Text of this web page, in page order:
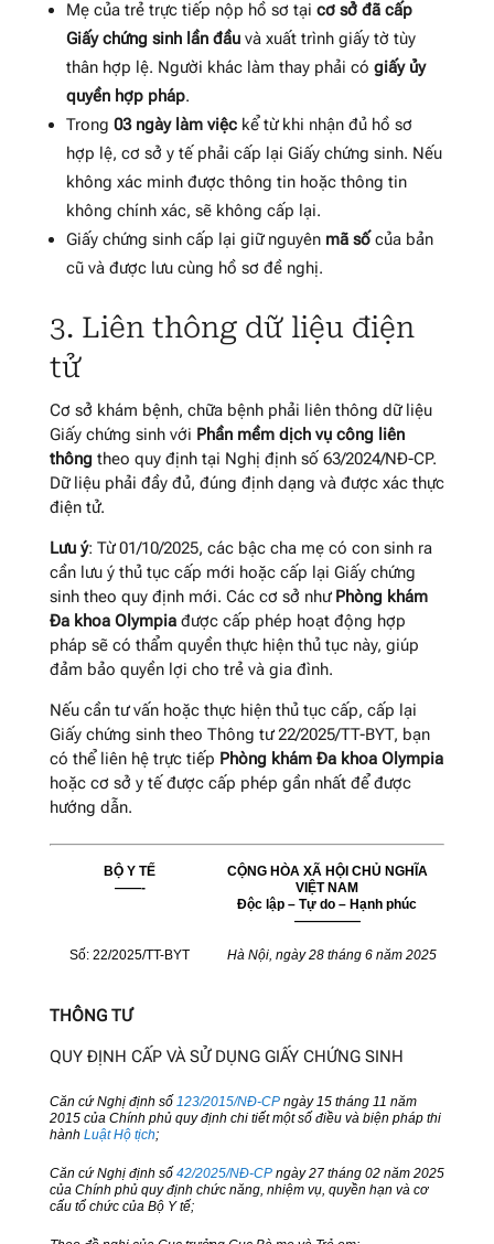
Mẹ của trẻ trực tiếp nộp hồ sơ tại cơ sở đã cấp
Giấy chứng sinh lần đầuvà xuất trình giấy tờ tùy
thân hợp lệ. Người khác làm thay phải có giấy ủy
quyền hợp pháp.
Trong 03 ngày làm việckể từ khi nhận đủ hồ sơ
hợp lệ, cơ sở y tế phải cấp lại Giấy chứng sinh. Nếu
không xác minh được thông tin hoặc thông tin
không chính xác, sẽ không cấp lại.
Giấy chứng sinh cấp lại giữ nguyên mã sốcủa bản
cũ và được lưu cùng hồ sơ đề nghị.
3. Liên thông dữ liệu điện
tử
Cơ sở khám bệnh, chữa bệnh phải liên thông dữ liệu
Giấy chứng sinh với Phần mềm dịch vụ công liên
thôngtheo quy định tại Nghị định số 63/2024/NĐ-CP.
Dữ liệu phải đầy đủ, đúng định dạng và được xác thực
điện tử.
Lưu ý: Từ 01/10/2025, các bậc cha mẹ có con sinh ra
cần lưu ý thủ tục cấp mới hoặc cấp lại Giấy chứng
sinh theo quy định mới. Các cơ sở như Phòng khám
Đa khoa Olympiađược cấp phép hoạt động hợp
pháp sẽ có thẩm quyền thực hiện thủ tục này, giúp
đảm bảo quyền lợi cho trẻ và gia đình.
Nếu cần tư vấn hoặc thực hiện thủ tục cấp, cấp lại
Giấy chứng sinh theo Thông tư 22/2025/TT-BYT, bạn
có thể liên hệ trực tiếp Phòng khám Đa khoa Olympia
hoặc cơ sở y tế được cấp phép gần nhất để được
hướng dẫn.
BỘ Y TẾ
——-
CỘNG HÒA XÃ HỘI CHỦ NGHĨA
VIỆT NAM
Độc lập – Tự do – Hạnh phúc
—————
Số: 22/2025/TT-BYT Hà Nội, ngày 28 tháng 6 năm 2025
THÔNG TƯ
QUY ĐỊNH CẤP VÀ SỬ DỤNG GIẤY CHỨNG SINH
Căn cứ Nghị định số 123/2015/NĐ-CPngày 15 tháng 11 năm
2015 của Chính phủ quy định chi tiết một số điều và biện pháp thi
hành Luật Hộ tịch;
Căn cứ Nghị định số 42/2025/NĐ-CPngày 27 tháng 02 năm 2025
của Chính phủ quy định chức năng, nhiệm vụ, quyền hạn và cơ
cấu tổ chức của Bộ Y tế;